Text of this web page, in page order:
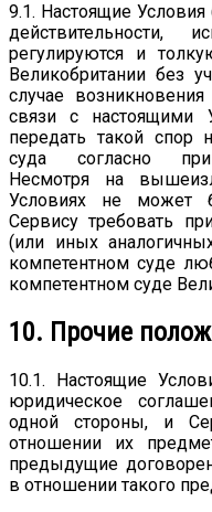
9.1. Настоящие
действительности,
регулируются и
Великобритании без
случае
связи с настоящими
передать такой спор
суда согласно
Несмотря на
Условиях не может
Сервису требовать
(или иных
компетентном суде
компетентном суде
10. Прочие
10.1. Настоящие
юридическое
одной стороны, и
отношении их
предыдущие
в отношении такого